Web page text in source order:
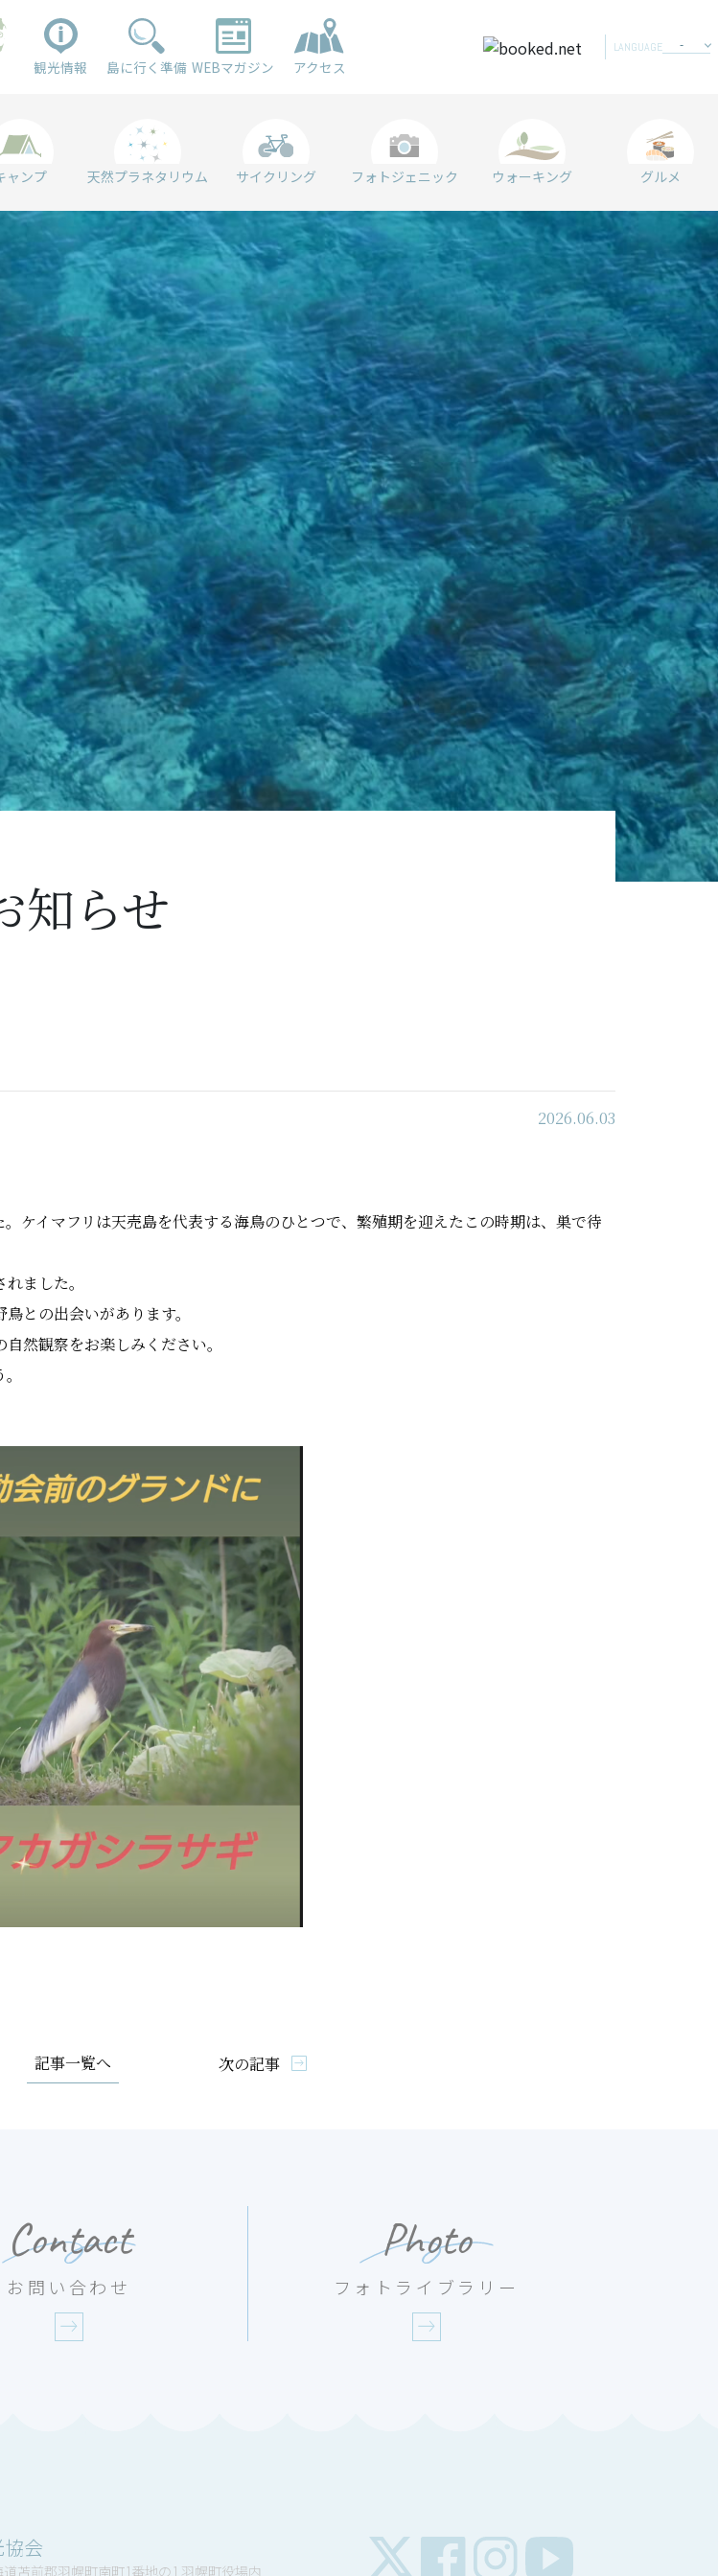
観光情報 島に行く準備 WEBマガジン アクセス
LANGUAGE
ャンプ 天然プラネタリウム サイクリング フォトジェニック ウォーキング グルメ
知らせ
2026.06.03
ケイマフリは天売島を代表する海鳥のひとつで、繁殖期を迎えたこの時期は、巣で待
ました。
との出会いがあります。
然観察をお楽しみください。
記事一覧へ 次の記事
Contact
お問い合わせ
Photo
フォトライブラリー
会
道苫前郡羽幌町南町1番地の1 羽幌町役場内